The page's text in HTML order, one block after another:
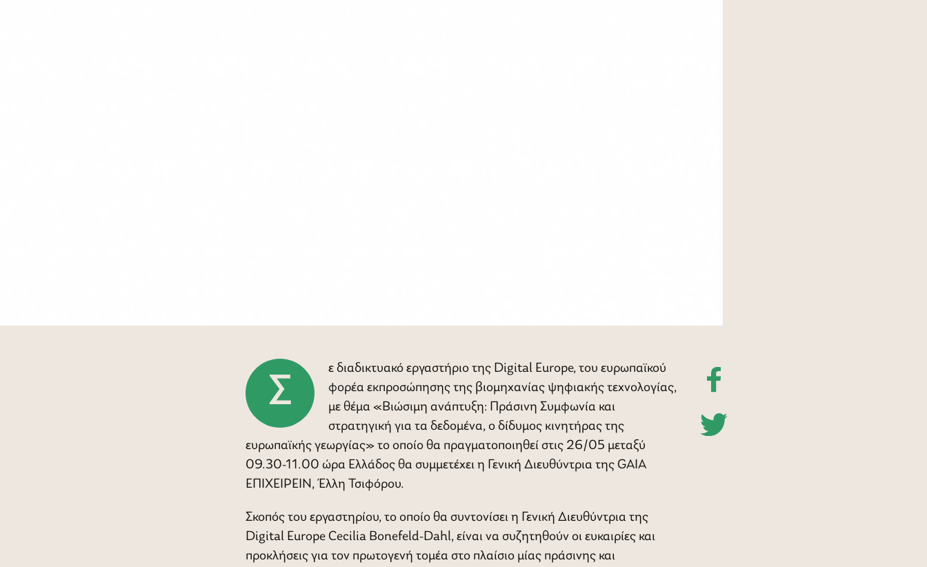
ε διαδικτυακό εργαστήριο της Digital Europe, του ευρωπαϊκού
φορέα εκπροσώπησης της βιομηχανίας ψηφιακής τεχνολογίας,
με θέμα «Βιώσιμη ανάπτυξη: Πράσινη Συμφωνία και
στρατηγική για τα δεδομένα, o δίδυμος κινητήρας της
ευρωπαϊκής γεωργίας» το οποίο θα πραγματοποιηθεί στις 26/05 μεταξύ
09.30-11.00 ώρα Ελλάδος θα συμμετέχει η Γενική Διευθύντρια της GAIA
ΕΠΙΧΕΙΡΕΙΝ, Έλλη Τσιφόρου.
Σκοπός του εργαστηρίου, το οποίο θα συντονίσει η Γενική Διευθύντρια της
Digital Europe Cecilia Bonefeld-Dahl, είναι να συζητηθούν οι ευκαιρίες και
προκλήσεις για τον πρωτογενή τομέα στο πλαίσιο μίας πράσινης και